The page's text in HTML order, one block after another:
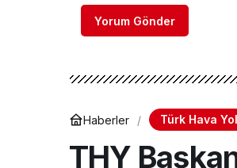
Yorum Gönder
Haberler Türk Hava
THY